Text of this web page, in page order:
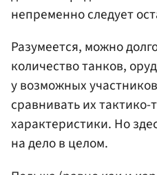
непременно следует
Разумеется, можно
количество танков,
у возможных
сравнивать их тактико-
характеристики. Но
на дело в целом.